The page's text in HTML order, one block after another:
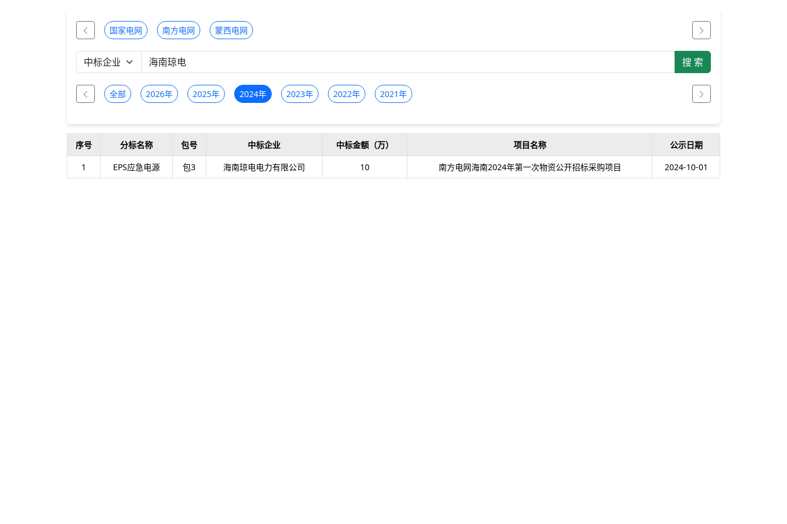
国家电网 南方电网 蒙西电网
全部 2026年 2025年 2024年 2023年 2022年 2021年
序号 分标名称 包号 中标企业 中标金额（万） 项目名称
公示日期
1
EPS应急电源 包3 海南琼电电力有限公司 10 南方电网海南2024年第一次物资公开招标采购项目 2024-10-01